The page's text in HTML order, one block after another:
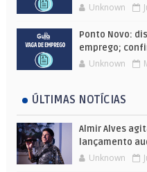
Unknown
Ponto Novo:
emprego;
Unknown
ÚLTIMAS NOTÍCIAS
Almir Alves
lançamento
Unknown